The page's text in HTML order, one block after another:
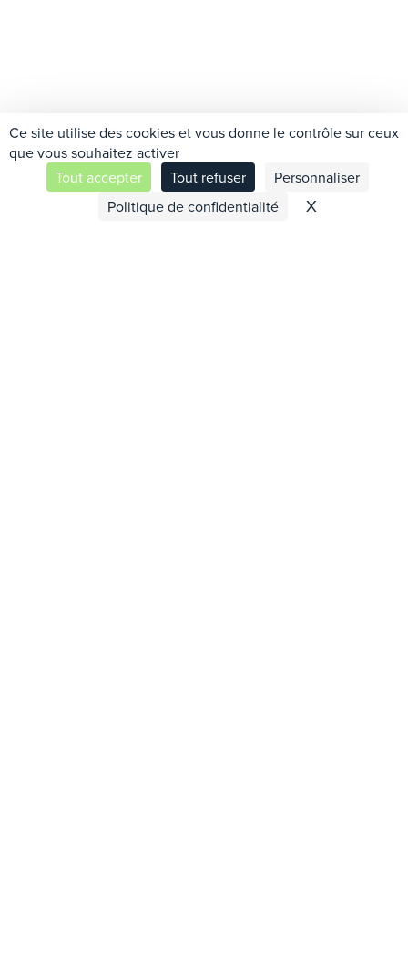
Ce site utilise des cookies et vous donne le contrôle sur ceux
que vous souhaitez activer
Tout accepter
Tout refuser
Personnaliser
Politique de confidentialité
XMasquer le
Contactez-nous